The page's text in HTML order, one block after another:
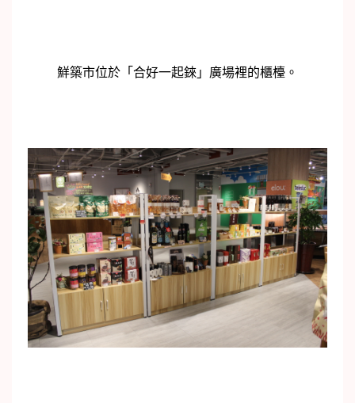
鮮築市位於「合好一起錸」廣場裡的櫃檯。